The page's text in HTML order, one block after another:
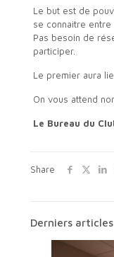
Le but est de
se connaitre
Pas besoin de
participer.
Le premier aura
On vous attend
Le Bureau du
Share
Derniers articles